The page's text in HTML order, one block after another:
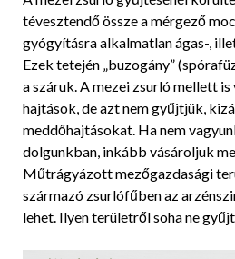
tévesztendő össze a mérgező
gyógyításra alkalmatlan ágas-,
Ezek tetején „buzogány”
a száruk. A mezei zsurló mellett is
hajtások, de azt nem gyűjtjük,
meddőhajtásokat. Ha nem
dolgunkban, inkább vásároljuk
Műtrágyázott mezőgazdasági
származó zsurlófűben az
lehet. Ilyen területről soha ne